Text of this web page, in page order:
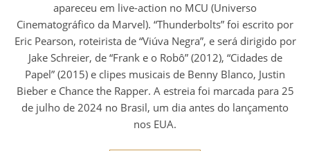
apareceu em live-action no MCU (Universo
Cinematográfico da Marvel). “Thunderbolts” foi escrito por
Eric Pearson, roteirista de “Viúva Negra”, e será dirigido por
Jake Schreier, de “Frank e o Robô” (2012), “Cidades de
Papel” (2015) e clipes musicais de Benny Blanco, Justin
Bieber e Chance the Rapper. A estreia foi marcada para 25
de julho de 2024 no Brasil, um dia antes do lançamento
nos EUA.